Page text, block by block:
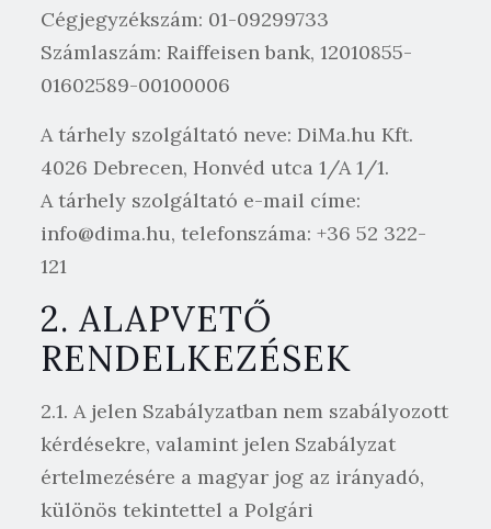
Cégjegyzékszám: 01-09299733
Számlaszám: Raiffeisen bank, 12010855-
01602589-00100006
A tárhely szolgáltató neve: DiMa.hu Kft.
4026 Debrecen, Honvéd utca 1/A 1/1.
A tárhely szolgáltató e-mail címe:
info@dima.hu, telefonszáma: +36 52 322-
121
2. ALAPVETŐ
RENDELKEZÉSEK
2.1. A jelen Szabályzatban nem szabályozott
kérdésekre, valamint jelen Szabályzat
értelmezésére a magyar jog az irányadó,
különös tekintettel a Polgári